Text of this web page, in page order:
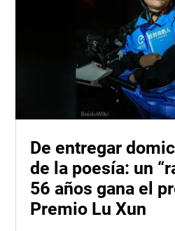
De entregar
de la poesía: un
56 años gana el
Premio Lu Xun